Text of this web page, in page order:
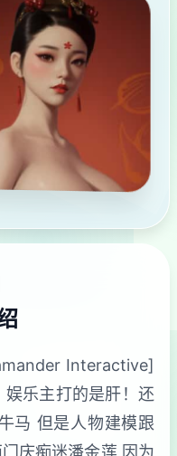
Interactive]
乐主打的是肝！还
马 但是人物建模跟
庆痴迷潘金莲 因为